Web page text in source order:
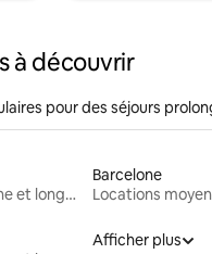
à découvrir
pour des séjours
Locations moyenne et longue durée
Barcelone
Afficher plus